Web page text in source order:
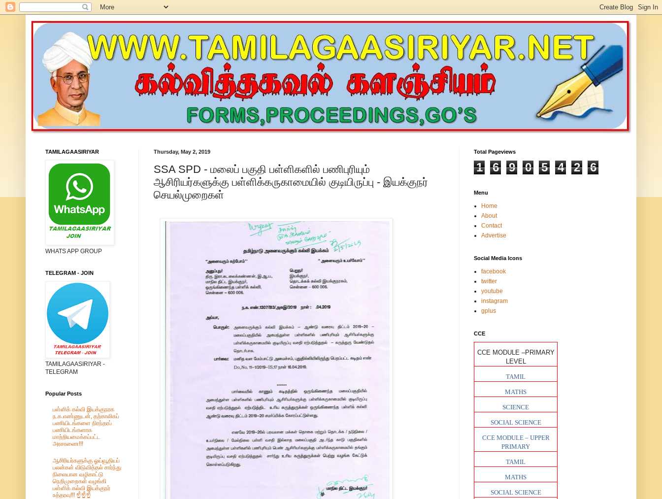
Thursday, May 2, 2019
SSA SPD - மலைப் பகுதி பள்ளிகளில் பணிபுரியும்
ஆசிரியர்களுக்கு பள்ளிக்கருகாமையில் குடியிருப்பு - இயக்குநர்
செயல்முறைகள்
TAMILAGAASIRIYAR
WHATS APP GROUP
TELEGRAM - JOIN
TAMILAGAASIRIYAR -
TELEGRAM
Popular Posts
பள்ளிக் கல்வி இயக்குநரக
ந.க.எண்ணுடன், தற்காலிகப்
பணியிடங்களை நிரந்தரப்
பணியிடங்களாக
மாற்றியமைக்கப்பட்ட
அரசாணை!!!
ஆசிரியர்களுக்கு ஓய்வூதியப்
பலன்கள் விடுவித்தல் சார்ந்து
நிலையான வழிகாட்டு
நெறிமுறைகள் வழங்கி
பள்ளிக் கல்வி இயக்குநர்
உத்தரவு!!! ☝️☝️☝️
Total Pageviews
1 6 9 0 5 4 2 6
Menu
Home
About
Contact
Advertise
Social Media Icons
facebook
twitter
youtube
instagram
gplus
CCE
CCE MODULE –PRIMARY
LEVEL
TAMIL
MATHS
SCIENCE
SOCIAL SCIENCE
CCE MODULE – UPPER
PRIMARY
TAMIL
MATHS
SOCIAL SCIENCE